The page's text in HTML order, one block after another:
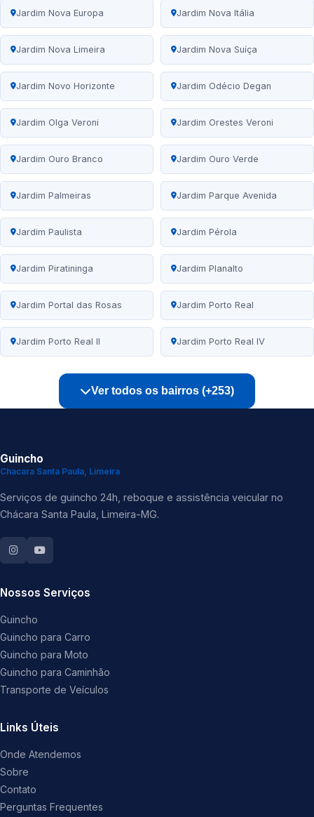
Jardim Nova Europa Jardim Nova Itália
Jardim Nova Limeira Jardim Nova Suíça
Jardim Novo Horizonte Jardim Odécio Degan
Jardim Olga Veroni Jardim Orestes Veroni
Jardim Ouro Branco Jardim Ouro Verde
Jardim Palmeiras Jardim Parque Avenida
Jardim Paulista Jardim Pérola
Jardim Piratininga Jardim Planalto
Jardim Portal das Rosas Jardim Porto Real
Jardim Porto Real II Jardim Porto Real IV
Ver todos os bairros (+253)
Guincho
Chacara Santa Paula, Limeira
Serviços de guincho 24h, reboque e assistência veicular no
Chácara Santa Paula, Limeira-MG.
Nossos Serviços
Guincho
Guincho para Carro
Guincho para Moto
Guincho para Caminhão
Transporte de Veículos
Links Úteis
Onde Atendemos
Sobre
Contato
Perguntas Frequentes